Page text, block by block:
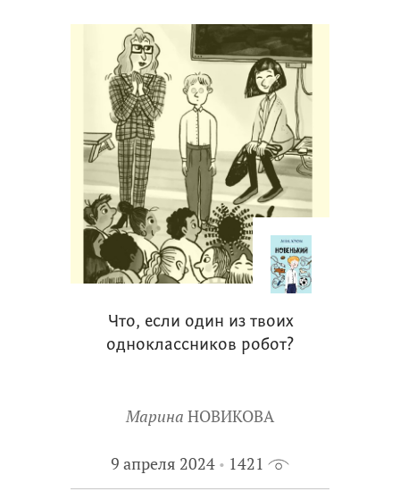
Что, если один из твоих
одноклассников робот?
Марина НОВИКОВА
9 апреля 2024 1421